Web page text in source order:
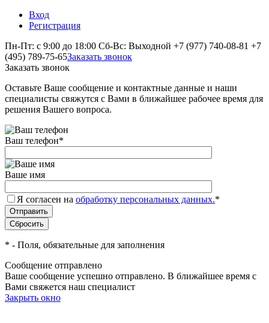
Вход
Регистрация
Пн-Пт: с 9:00 до 18:00 Сб-Вс: Выходной +7 (977) 740-08-81 +7
(495) 789-75-65Заказать звонок
Заказать звонок
Оставьте Ваше сообщение и контактные данные и наши
специалисты свяжутся с Вами в ближайшее рабочее время для
решения Вашего вопроса.
Ваш телефон*
Ваше имя
Я согласен на обработку персональных данных.*
* - Поля, обязательные для заполнения
Сообщение отправлено
Ваше сообщение успешно отправлено. В ближайшее время с
Вами свяжется наш специалист
Закрыть окно